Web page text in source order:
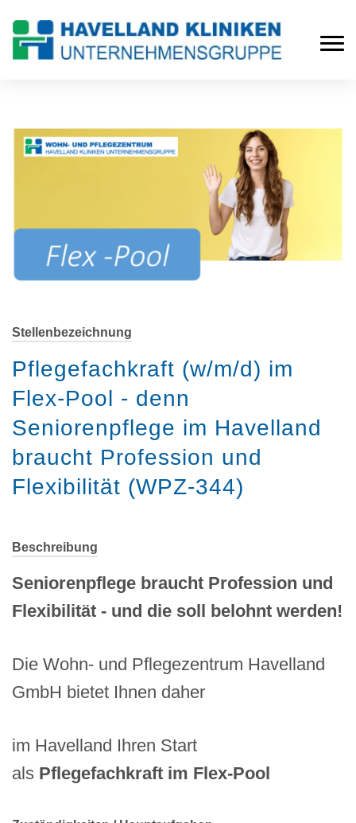
Stellenbezeichnung
Pflegefachkraft (w/m/d) im
Flex-Pool - denn
Seniorenpflege im Havelland
braucht Profession und
Flexibilität (WPZ-344)
Beschreibung
Seniorenpflege braucht Profession und
Flexibilität - und die soll belohnt werden!
Die Wohn- und Pflegezentrum Havelland
GmbH bietet Ihnen daher
im Havelland Ihren Start
als Pflegefachkraft im Flex-Pool